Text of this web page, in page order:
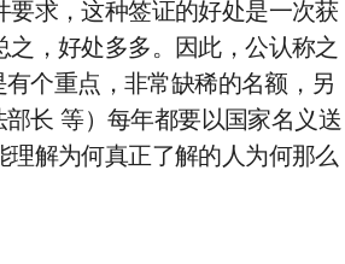
要求，这种签证的好处是一次获
，好处多多。因此，公认称之
个重点，非常缺稀的名额，另
部长 等）每年都要以国家名义送
解为何真正了解的人为何那么